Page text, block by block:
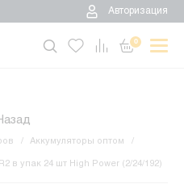
Авторизация
0
Аккумуляторы оптом
в упак 24 шт High Power (2/24/192)